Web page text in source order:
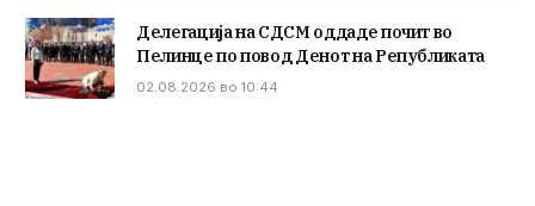
Делегација на СДСМ оддаде почит во
Пелинце по повод Денот на Републиката
02.08.2026 во 10:44